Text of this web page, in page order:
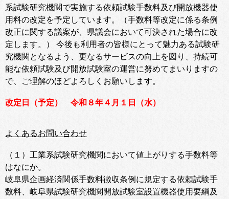
系試験研究機関で実施する依頼試験手数料及び開放機器使
用料の改定を予定しています。（手数料等改定に係る条例
改正に関する議案が、県議会において可決された場合に改
定します。） 今後も利用者の皆様にとって魅力ある試験研
究機関となるよう、更なるサービスの向上を図り、持続可
能な依頼試験及び開放試験室の運営に努めてまいりますの
で、ご理解のほどよろしくお願いします。
改定日（予定） 令和８年４月１日（水）
よくあるお問い合わせ
（１） 工業系試験研究機関において値上がりする手数料等
はなにか。
岐阜県企画経済関係手数料徴収条例に規定する依頼試験手
数料、岐阜県試験研究機関開放試験室設置機器使用要綱及